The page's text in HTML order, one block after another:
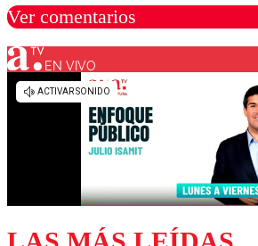
Ver comentarios
Los comentarios son moderados
diálogo respetuoso.
EN VIVO